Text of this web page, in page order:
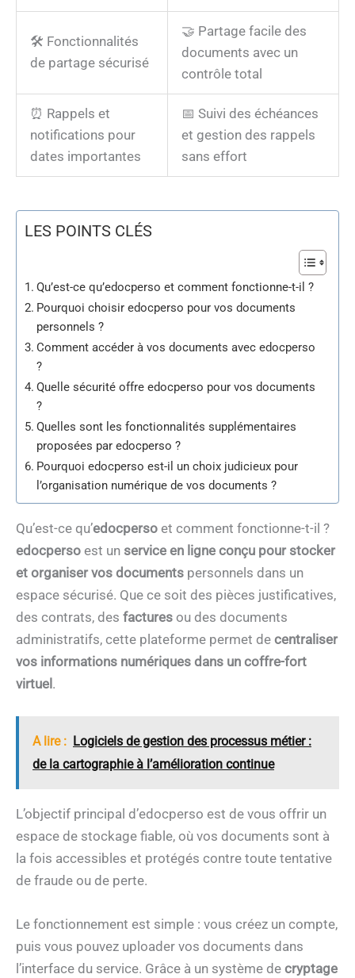
🛠️ Fonctionnalités
de partage sécurisé
🤝 Partage facile des
documents avec un
contrôle total
⏰ Rappels et
notifications pour
dates importantes
📅 Suivi des échéances
et gestion des rappels
sans effort
LES POINTS CLÉS
Qu’est-ce qu’edocperso et comment fonctionne-t-il ?
Pourquoi choisir edocperso pour vos documents
personnels ?
Comment accéder à vos documents avec edocperso
?
Quelle sécurité offre edocperso pour vos documents
?
Quelles sont les fonctionnalités supplémentaires
proposées par edocperso ?
Pourquoi edocperso est-il un choix judicieux pour
l’organisation numérique de vos documents ?
Qu’est-ce qu’edocperso et comment fonctionne-t-il ?
edocperso est un service en ligne conçu pour stocker
et organiser vos documents personnels dans un
espace sécurisé. Que ce soit des pièces justificatives,
des contrats, des factures ou des documents
administratifs, cette plateforme permet de centraliser
vos informations numériques dans un coffre-fort
virtuel .
A lire : Logiciels de gestion des processus métier :
de la cartographie à l’amélioration continue
L’objectif principal d’edocperso est de vous offrir un
espace de stockage fiable, où vos documents sont à
la fois accessibles et protégés contre toute tentative
de fraude ou de perte.
Le fonctionnement est simple : vous créez un compte,
puis vous pouvez uploader vos documents dans
l’interface du service. Grâce à un système de cryptage